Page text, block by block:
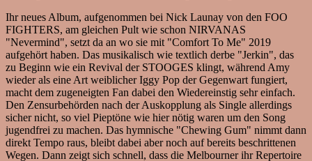
Ihr neues Album, aufgenommen bei Nick Launay von den FOO
FIGHTERS, am gleichen Pult wie schon NIRVANAS
"Nevermind", setzt da an wo sie mit "Comfort To Me" 2019
aufgehört haben. Das musikalisch wie textlich derbe "Jerkin", das
zu Beginn wie ein Revival der STOOGES klingt, während Amy
wieder als eine Art weiblicher Iggy Pop der Gegenwart fungiert,
macht dem zugeneigten Fan dabei den Wiedereinstig sehr einfach.
Den Zensurbehörden nach der Auskopplung als Single allerdings
sicher nicht, so viel Pieptöne wie hier nötig waren um den Song
jugendfrei zu machen. Das hymnische "Chewing Gum" nimmt dann
direkt Tempo raus, bleibt dabei aber noch auf bereits beschrittenen
Wegen. Dann zeigt sich schnell, dass die Melbourner ihr Repertoire